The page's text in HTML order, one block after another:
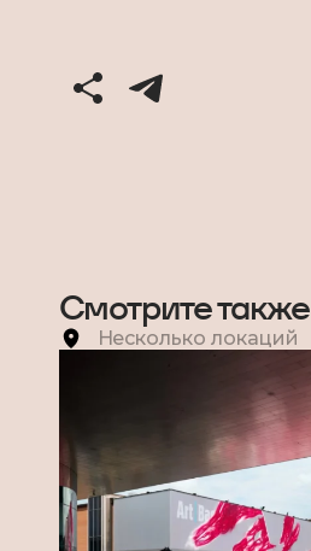
Смотрите также
Несколько локаций